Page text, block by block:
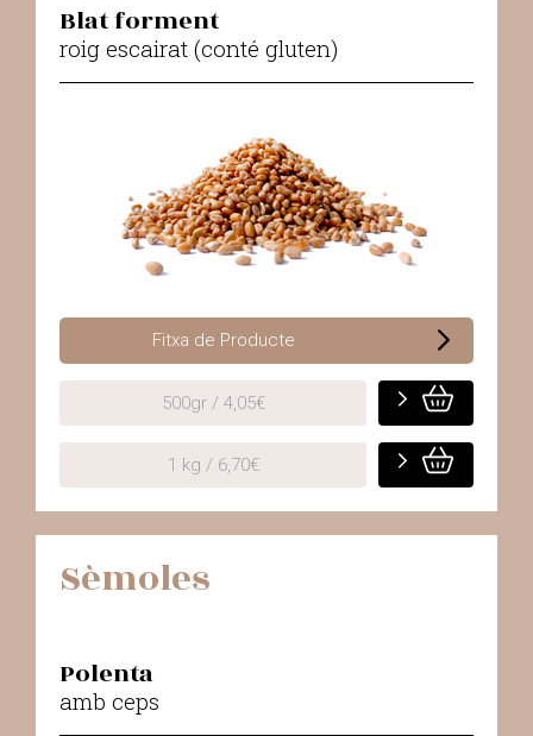
Blat forment
roig escairat (conté gluten)
Fitxa de Producte
500gr / 4,05€
1 kg / 6,70€
Sèmoles
Polenta
amb ceps